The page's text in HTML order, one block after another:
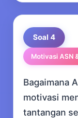
Soal 4
Motivasi ASN
Bagaimana
motivasi
tantangan